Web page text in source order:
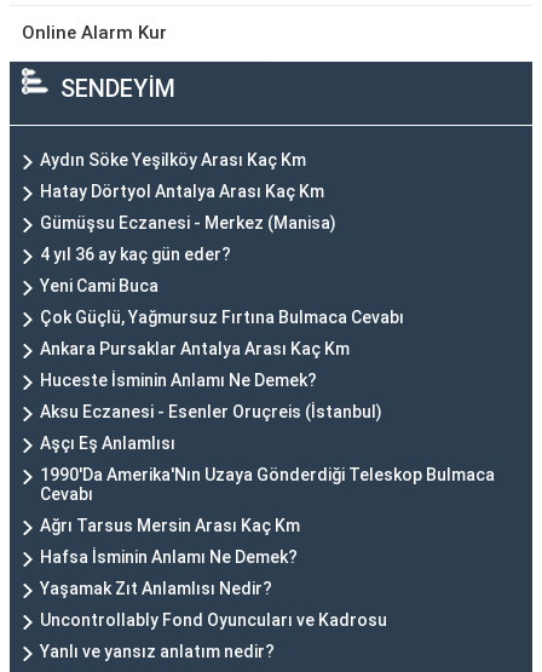
Online Alarm Kur
SENDEYİM
Aydın Söke Yeşilköy Arası Kaç Km
Hatay Dörtyol Antalya Arası Kaç Km
Gümüşsu Eczanesi - Merkez (Manisa)
4 yıl 36 ay kaç gün eder?
Yeni Cami Buca
Çok Güçlü, Yağmursuz Fırtına Bulmaca Cevabı
Ankara Pursaklar Antalya Arası Kaç Km
Huceste İsminin Anlamı Ne Demek?
Aksu Eczanesi - Esenler Oruçreis (İstanbul)
Aşçı Eş Anlamlısı
1990'Da Amerika'Nın Uzaya Gönderdiği Teleskop Bulmaca
Cevabı
Ağrı Tarsus Mersin Arası Kaç Km
Hafsa İsminin Anlamı Ne Demek?
Yaşamak Zıt Anlamlısı Nedir?
Uncontrollably Fond Oyuncuları ve Kadrosu
Yanlı ve yansız anlatım nedir?